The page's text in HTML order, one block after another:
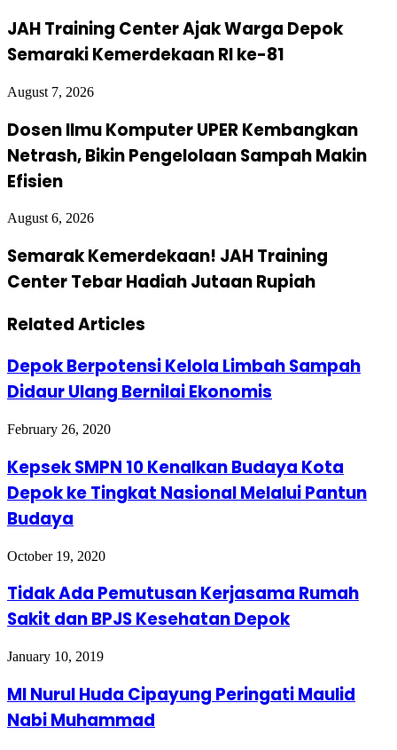
JAH Training Center Ajak Warga Depok
Semaraki Kemerdekaan RI ke-81
August 7, 2026
Dosen Ilmu Komputer UPER Kembangkan
Netrash, Bikin Pengelolaan Sampah Makin
Efisien
August 6, 2026
Semarak Kemerdekaan! JAH Training
Center Tebar Hadiah Jutaan Rupiah
Related Articles
Depok Berpotensi Kelola Limbah Sampah
Didaur Ulang Bernilai Ekonomis
February 26, 2020
Kepsek SMPN 10 Kenalkan Budaya Kota
Depok ke Tingkat Nasional Melalui Pantun
Budaya
October 19, 2020
Tidak Ada Pemutusan Kerjasama Rumah
Sakit dan BPJS Kesehatan Depok
January 10, 2019
MI Nurul Huda Cipayung Peringati Maulid
Nabi Muhammad